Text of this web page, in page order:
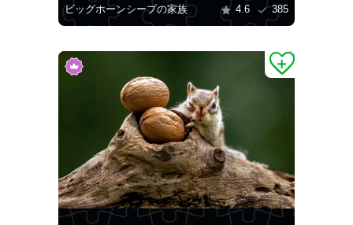
ビッグホーンシープの家族 4.6 385